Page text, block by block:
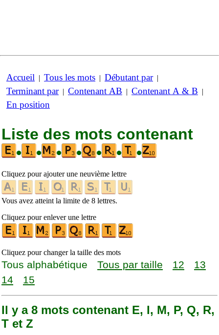
Accueil | Tous les mots | Débutant par|
Terminant par| Contenant AB | Contenant A & B |
En position
Liste des mots contenant
•
• • • • • •
Cliquez pour ajouter une neuvième lettre
Vous avez atteint la limite de 8 lettres.
Cliquez pour enlever une lettre
Cliquez pour changer la taille des mots
Tous alphabétique Tous par taille 12
13
14
15
Il y a 8 mots contenant E, I, M, P, Q, R,
T et Z